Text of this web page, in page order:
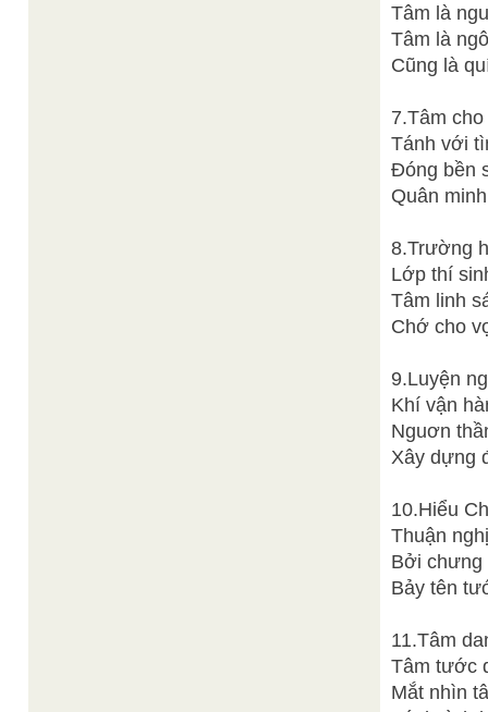
Tâm là
Tâm là
Cũng là
7.Tâm
Tánh với
Đóng bền
Quân
8.Trường
Lớp thí
Tâm linh
Chớ cho
9.Luyện
Khí vận
Nguơn
Xây dựng
10.Hiểu
Thuận
Bởi chưng
Bảy tên
11.Tâm
Tâm tước
Mắt nhìn